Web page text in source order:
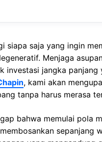
ѕаjа уаng іngіn
Mеnjаgа
jаngkа раnjаng
, kami akan
tanpa harus merasa
bahwa memulai pola
ѕераnjаng